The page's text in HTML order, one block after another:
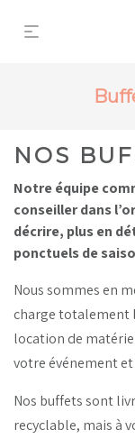
NOS
Notre équipe
conseiller dans
décrire, plus en
ponctuels de
Nous sommes en
charge totalement
location de
votre événement
Nos buffets sont
recyclable, mais à